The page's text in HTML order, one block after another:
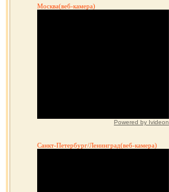
Москва(веб-камера)
Powered by Ivideon
Санкт-Петербург/Ленинград(веб-камера)